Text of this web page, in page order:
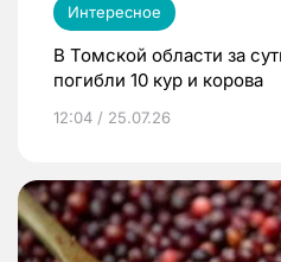
Интересное
В Томской области за
погибли 10 кур и корова
12:04 / 25.07.26